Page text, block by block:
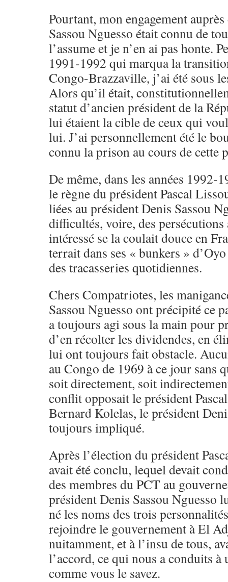
Pourtant, mon engagement
Sassou Nguesso était connu de
l’assume et je n’en ai pas honte.
1991-1992 qui marqua la
Congo-Brazzaville, j’ai été sous
Alors qu’il était,
statut d’ancien président de la
lui étaient la cible de ceux qui
lui. J’ai personnellement été le
connu la prison au cours de cette
De même, dans les années 1992-
le règne du président Pascal
liées au président Denis Sassou
difficultés, voire, des
intéressé se la coulait douce en
terrait dans ses « bunkers »
des tracasseries quotidiennes.
Chers Compatriotes, les
Sassou Nguesso ont précipité ce
a toujours agi sous la main pour
d’en récolter les dividendes, en
lui ont toujours fait obstacle.
au Congo de 1969 à ce jour sans
soit directement, soit
conflit opposait le président
Bernard Kolelas, le président
toujours impliqué.
Après l’élection du président
avait été conclu, lequel devait
des membres du PCT au
président Denis Sassou Nguesso
né les noms des trois
rejoindre le gouvernement à El
nuitamment, et à l’insu de tous,
l’accord, ce qui nous a conduits
comme vous le savez.